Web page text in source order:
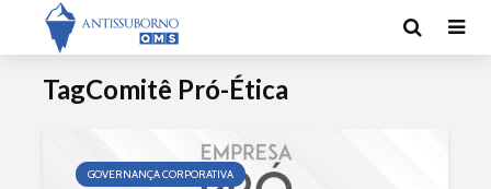
TagComitê Pró-Ética
GOVERNANÇA CORPORATIVA